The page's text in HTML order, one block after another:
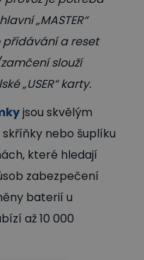
„MASTER“
a reset
slouží
„USER“ karty.
jsou skvělým
nebo šuplíku
které hledají
zabezpečení
baterií u
až 10 000